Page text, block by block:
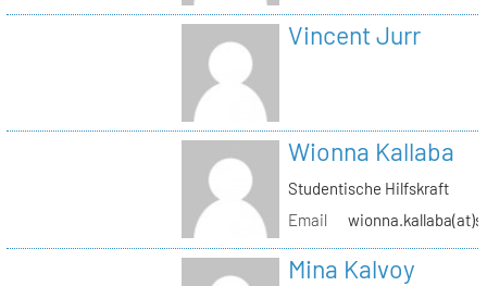
Vincent Jurr
Wionna Kallaba
Studentische Hilfskraft
Email
Mina Kalvoy